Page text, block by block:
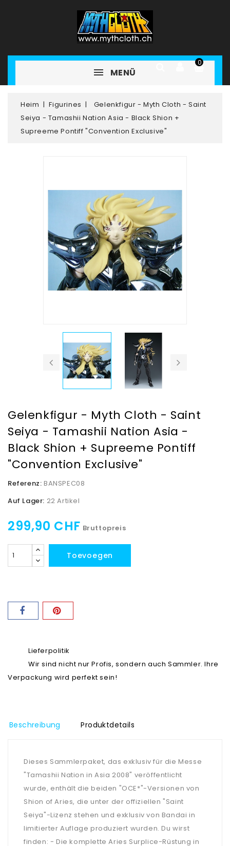
0
MENÜ
Heim Figurines
Gelenkfigur - Myth Cloth - Saint
Seiya - Tamashii Nation Asia - Black Shion +
Supreeme Pontiff "Convention Exclusive"
Gelenkfigur - Myth Cloth - Saint
Seiya - Tamashii Nation Asia -
Black Shion + Supreeme Pontiff
"Convention Exclusive"
Referenz: BANSPEC08
Auf Lager: 22 Artikel
299,90 CHF Bruttopreis
Toevoegen
Lieferpolitik
Wir sind nicht nur Profis, sondern auch Sammler. Ihre
Verpackung wird perfekt sein!
Beschreibung Produktdetails
Dieses Sammlerpaket, das exklusiv für die Messe
"Tamashii Nation in Asia 2008" veröffentlicht
wurde, enthält die beiden "OCE*"-Versionen von
Shion of Aries, die unter der offiziellen "Saint
Seiya"-Lizenz stehen und exklusiv von Bandai in
limitierter Auflage produziert wurden. Du wirst
finden: - Die komplette Aries Surplice-Rüstung in